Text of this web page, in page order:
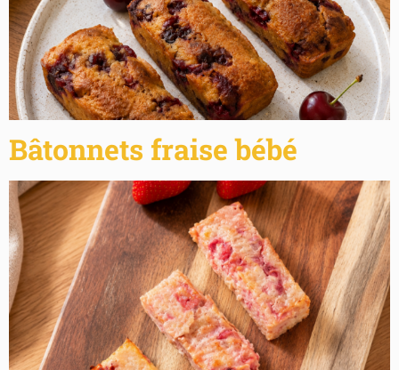
Bâtonnets fraise bébé